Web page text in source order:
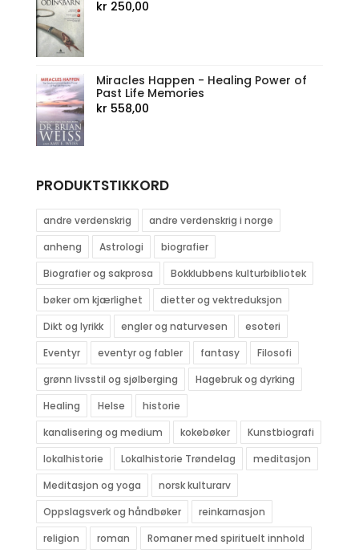
kr 250,00
Miracles Happen - Healing Power of
Past Life Memories
kr 558,00
PRODUKTSTIKKORD
andre verdenskrig
andre verdenskrig i norge
anheng
Astrologi
biografier
Biografier og sakprosa
Bokklubbens kulturbibliotek
bøker om kjærlighet
dietter og vektreduksjon
Dikt og lyrikk
engler og naturvesen
esoteri
Eventyr
eventyr og fabler fantasy
Filosofi
grønn livsstil og sjølberging
Hagebruk og dyrking
Healing
Helse
historie
kanalisering og medium
kokebøker
Kunstbiografi
lokalhistorie
Lokalhistorie Trøndelag
meditasjon
Meditasjon og yoga
norsk kulturarv
Oppslagsverk og håndbøker
reinkarnasjon
religion
roman
Romaner med spirituelt innhold